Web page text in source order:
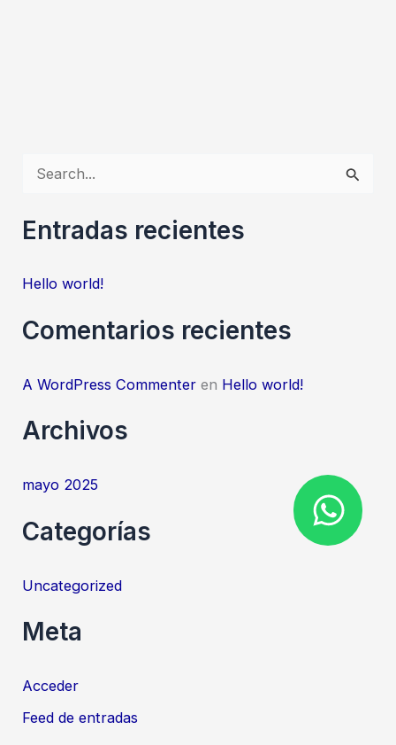
a
c
h
o
:
Entradas recientes
Hello world!
Comentarios recientes
A WordPress Commenter en Hello world!
Archivos
mayo 2025
Categorías
Uncategorized
Meta
Acceder
Feed de entradas